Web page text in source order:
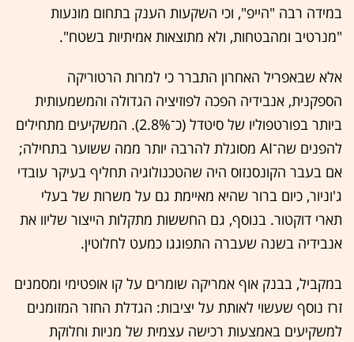
במידה רבה "הייפ", וכי השקעות הענק בתחום מונעות
"מנרטיב ומהבטחות, ולא מתוצאות אמיתיות בשטח".
אלא שבאפריל האחרון התברר כי למרות הרטוריקה
הספקנית, אנבידיה הפכה לפוזיציה הגדולה והמשמעותית
ביותר בפורטפוליו של סיטדל (כ־2.8%). המשקיעים מתחילים
להפנים שה־AI מסוגלת להרבה יותר ממה ששוער בתחילה;
אם בעבר הקונסנזוס היה שהטכנולוגיה תחליף בעיקר עובדי
ג'וניור, כיום ברור שהיא מאיימת גם על משרות של בעלי
תארי דוקטור. בנוסף, גם החששות מתקלות הייצור שליוו את
אנבידיה בשנה שעברה התפוגגו כמעט לחלוטין.
במקביל, בבנק אוף אמריקה שומרים על קו אופטימי ומסמנים
זרז נוסף שעשוי לאותת על יציבות: הגדלת החזר המזומנים
למשקיעים באמצעות רכישה עצמית של מניות וחלוקת